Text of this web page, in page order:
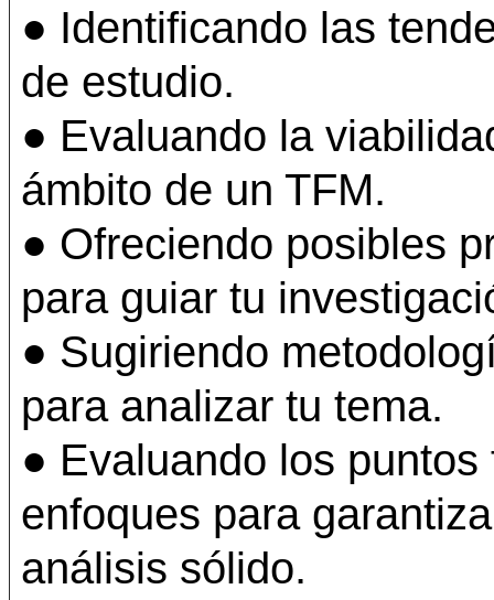
● Identificando las
de estudio.
● Evaluando la
ámbito de un TFM.
● Ofreciendo posibles
para guiar tu
● Sugiriendo
para analizar tu tema.
● Evaluando los
enfoques para
análisis sólido.